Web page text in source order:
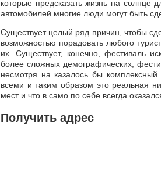
которые предсказать жизнь на солнце
автомобилей многие люди могут быть
Существует целый ряд причин, чтобы
возможностью порадовать любого
их. Существует, конечно, фестиваль
более сложных демографических,
несмотря на казалось бы комплексный
всеми и таким образом это реальная
мест и что в само по себе всегда
Получить адрес